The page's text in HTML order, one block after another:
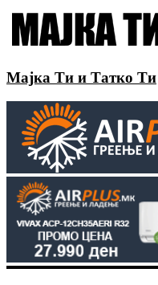
Мајка Ти и Татко Ти